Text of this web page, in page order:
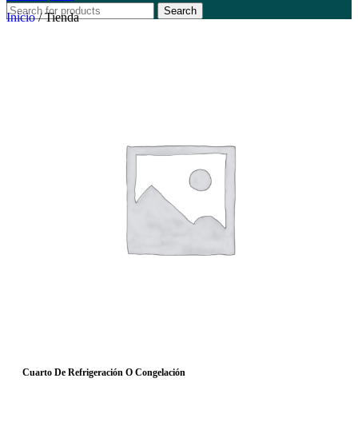
Search
Inicio/ Tienda
Cuarto De Refrigeración O Congelación